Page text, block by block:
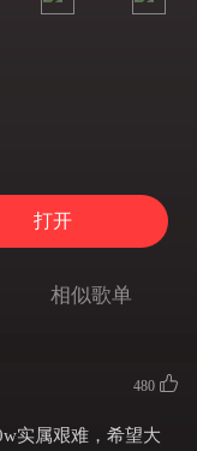
landy
打开
相似歌单
480
实属艰难，希望大